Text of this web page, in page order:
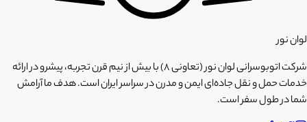
لوان نور
شرکت اتوبوسرانی لوان نور (تعاونی ۸) با بیش از نیم قرن تجربه، پیشرو در ارائه
خدمات حمل و نقل جاده‌ای ایمن و مدرن در سراسر ایران است. هدف ما آرامش
شما در طول سفر است.